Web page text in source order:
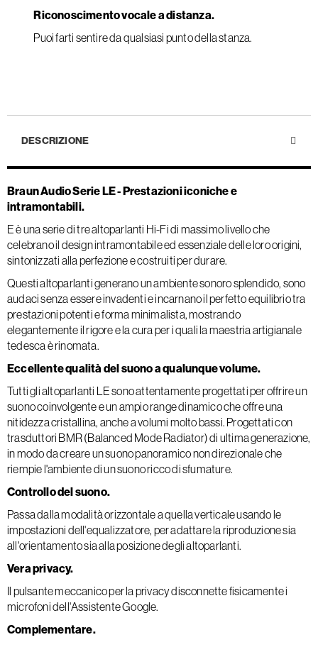
Riconoscimento vocale a distanza.
Puoi farti sentire da qualsiasi punto della stanza.
DESCRIZIONE
Braun Audio Serie LE - Prestazioni iconiche e
intramontabili.
E è una serie di tre altoparlanti Hi-Fi di massimo livello che
celebrano il design intramontabile ed essenziale delle loro origini,
sintonizzati alla perfezione e costruiti per durare.
Questi altoparlanti generano un ambiente sonoro splendido, sono
audaci senza essere invadenti e incarnano il perfetto equilibrio tra
prestazioni potenti e forma minimalista, mostrando
elegantemente il rigore e la cura per i quali la maestria artigianale
tedesca è rinomata.
Eccellente qualità del suono a qualunque volume.
Tutti gli altoparlanti LE sono attentamente progettati per offrire un
suono coinvolgente e un ampio range dinamico che offre una
nitidezza cristallina, anche a volumi molto bassi. Progettati con
trasduttori BMR (Balanced Mode Radiator) di ultima generazione,
in modo da creare un suono panoramico non direzionale che
riempie l'ambiente di un suono ricco di sfumature.
Controllo del suono.
Passa dalla modalità orizzontale a quella verticale usando le
impostazioni dell'equalizzatore, per adattare la riproduzione sia
all'orientamento sia alla posizione degli altoparlanti.
Vera privacy.
Il pulsante meccanico per la privacy disconnette fisicamente i
microfoni dell'Assistente Google.
Complementare.